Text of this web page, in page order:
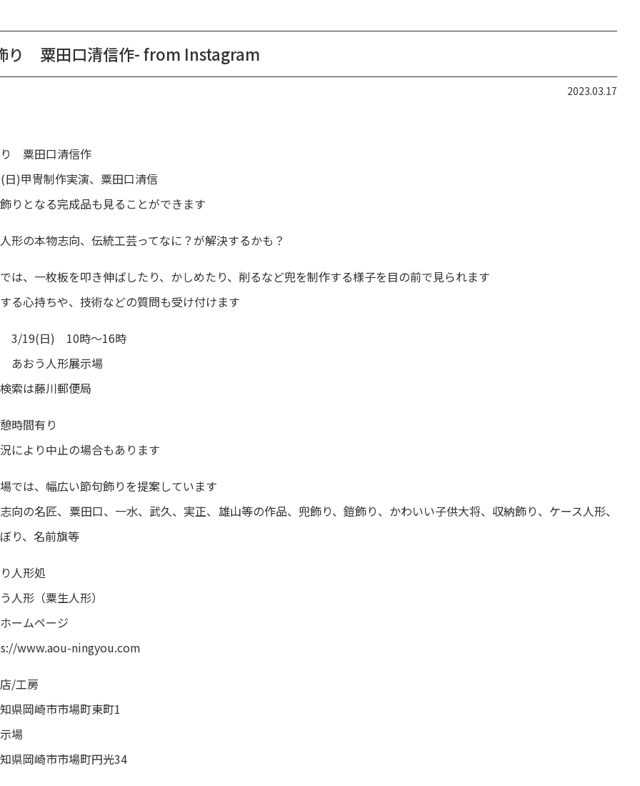
り 粟田口清信作- from Instagram
2023.03.17
粟田口清信作
日)甲冑制作実演、粟田口清信
りとなる完成品も見ることができます
形の本物志向、伝統工芸ってなに？が解決するかも？
は、一枚板を叩き伸ばしたり、かしめたり、削るなど兜を制作する様子を目の前で見られます
る心持ちや、技術などの質問も受け付けます
3/19(日) 10時〜16時
あおう人形展示場
索は藤川郵便局
時間有り
により中止の場合もあります
では、幅広い節句飾りを提案しています
向の名匠、粟田口、一水、武久、実正、雄山等の作品、兜飾り、鎧飾り、かわいい子供大将、収納飾り、ケース人形、
り、名前旗等
人形処
人形（粟生人形）
ームページ
www.aou-ningyou.com
/工房
岡崎市市場町東町1
場
岡崎市市場町円光34